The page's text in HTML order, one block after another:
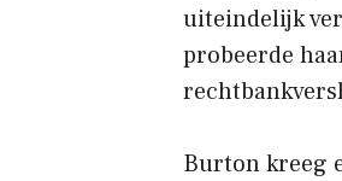
uiteindelijk
probeerde
Burton kreeg